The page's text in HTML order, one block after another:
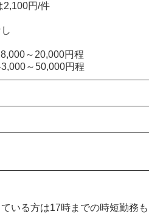
2,100円/件
～20,000円程
～50,000円程
いる方は17時までの時短勤務も